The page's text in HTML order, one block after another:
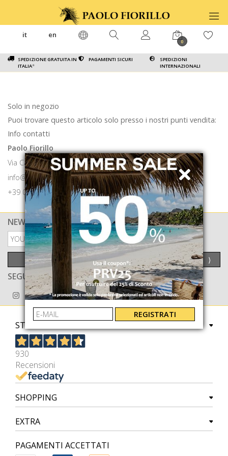
SPEDIZIONE GRATUITA IN
ITALIA*
PAGAMENTI SICURI
SPEDIZIONI
INTERNAZIONALI
it en
0
Solo in negozio
Puoi trovare questo articolo solo presso i nostri punti vendita:
Info contatti
Paolo Fiorillo
Via Calabritto 9 80121 Napoli
info@paolofiorillo.com
+39 081 1857 6024
NEWSLETTER
PRIVACY POLICY
INVIA ⟩
SEGUICI ANCHE SU
STORE
930
Recensioni
SHOPPING
EXTRA
PAGAMENTI ACCETTATI
REGISTRATI